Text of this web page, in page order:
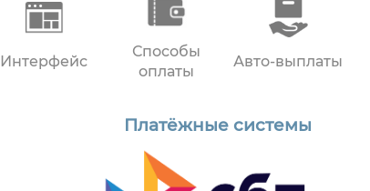
Интерфейс
Способы
оплаты
Авто-выплаты
Платёжные системы